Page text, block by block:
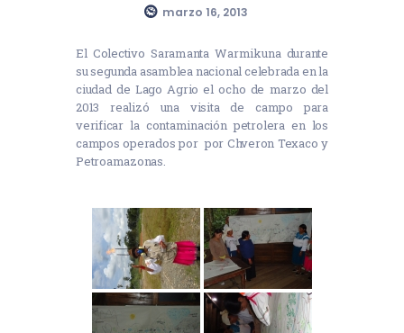
marzo 16, 2013
El Colectivo Saramanta Warmikuna durante
su segunda asamblea nacional celebrada en la
ciudad de Lago Agrio el ocho de marzo del
2013 realizó una visita de campo para
verificar la contaminación petrolera en los
campos operados por por Chveron Texaco y
Petroamazonas.